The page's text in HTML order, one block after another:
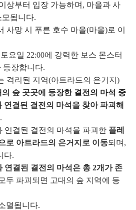
상부터 입장 가능하며, 마을과 사
됩니다.
사망 시 푸른 호수 마을(마을)로 이
요일 22:00에 강력한 보스 몬스터
등장합니다.
격리된 지역(아트라드의 은거지)
의 숲 곳곳에 등장한결전의 마석 중
결된 결전의 마석을 찾아 파괴해
연결된 결전의 마석을 파괴한 플레
로 아트라드의 은거지로 이동되며,
다.
연결된 결전의 마석은 총 2개가 존
두 파괴되면 고대의 숲 지역에 등
멸됩니다.